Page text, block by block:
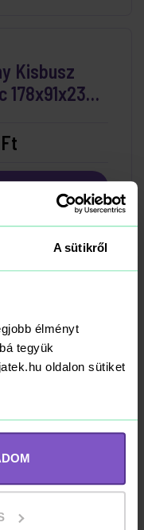
A sütikről
élményt
tegyük
oldalon sütiket
Kisbusz
178x91x23
Kosárba
79x79cm
Ft
Bébiúszó 76